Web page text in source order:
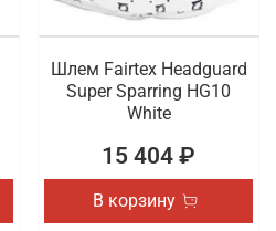
Шлем Fairtex Headguard
Super Sparring HG10
White
15 404 ₽
В корзину